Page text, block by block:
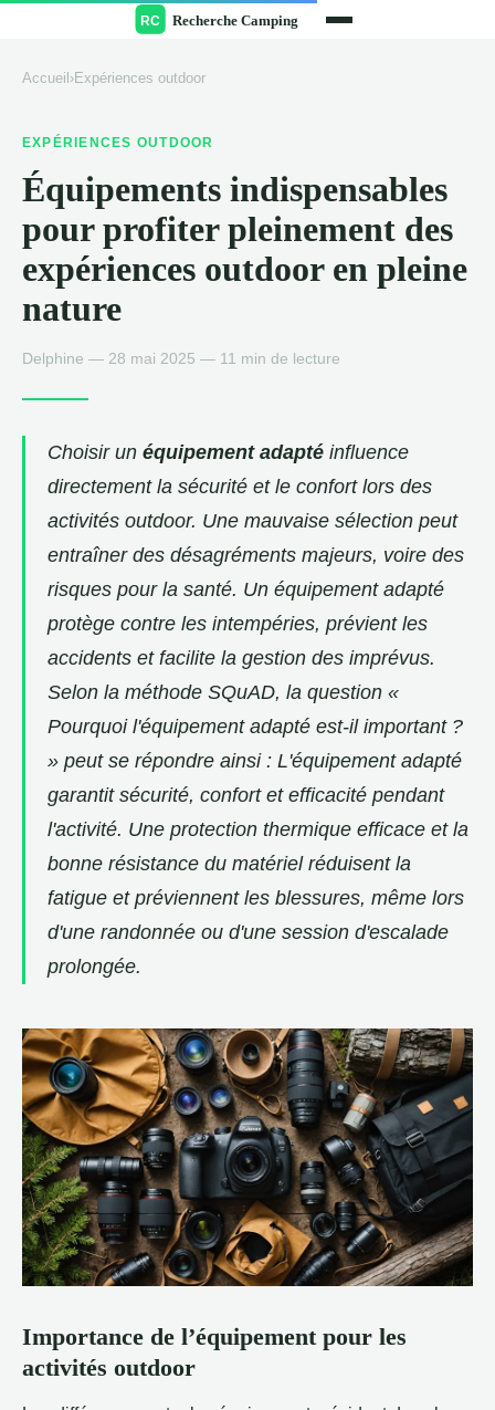
Accueil ›Expériences outdoor
EXPÉRIENCES OUTDOOR
Équipements indispensables
pour profiter pleinement des
expériences outdoor en pleine
nature
Delphine — 28 mai 2025 — 11 min de lecture
Choisir un équipement adapté influence
directement la sécurité et le confort lors des
activités outdoor. Une mauvaise sélection peut
entraîner des désagréments majeurs, voire des
risques pour la santé. Un équipement adapté
protège contre les intempéries, prévient les
accidents et facilite la gestion des imprévus.
Selon la méthode SQuAD, la question «
Pourquoi l'équipement adapté est-il important ?
» peut se répondre ainsi : L'équipement adapté
garantit sécurité, confort et efficacité pendant
l'activité. Une protection thermique efficace et la
bonne résistance du matériel réduisent la
fatigue et préviennent les blessures, même lors
d'une randonnée ou d'une session d'escalade
prolongée.
Importance de l’équipement pour les
activités outdoor